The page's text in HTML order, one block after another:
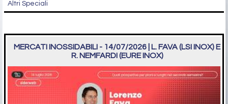
Altri Speciali
MERCATI INOSSIDABILI - 14/07/2026 | L. FAVA (LSI INOX) E
R. NEMFARDI (EURE INOX)